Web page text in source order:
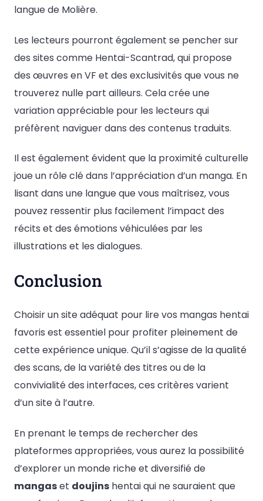
langue de Molière.
Les lecteurs pourront également se pencher sur
des sites comme Hentai-Scantrad, qui propose
des œuvres en VF et des exclusivités que vous ne
trouverez nulle part ailleurs. Cela crée une
variation appréciable pour les lecteurs qui
préfèrent naviguer dans des contenus traduits.
Il est également évident que la proximité culturelle
joue un rôle clé dans l’appréciation d’un manga. En
lisant dans une langue que vous maîtrisez, vous
pouvez ressentir plus facilement l’impact des
récits et des émotions véhiculées par les
illustrations et les dialogues.
Conclusion
Choisir un site adéquat pour lire vos mangas hentai
favoris est essentiel pour profiter pleinement de
cette expérience unique. Qu’il s’agisse de la qualité
des scans, de la variété des titres ou de la
convivialité des interfaces, ces critères varient
d’un site à l’autre.
En prenant le temps de rechercher des
plateformes appropriées, vous aurez la possibilité
d’explorer un monde riche et diversifié de
mangaset doujins hentai qui ne sauraient que